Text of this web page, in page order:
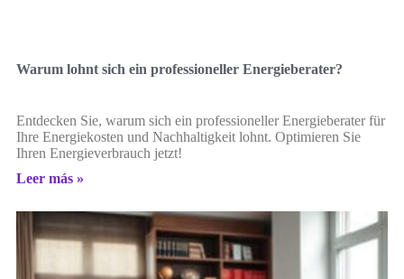
Warum lohnt sich ein professioneller Energieberater?
Entdecken Sie, warum sich ein professioneller Energieberater für
Ihre Energiekosten und Nachhaltigkeit lohnt. Optimieren Sie
Ihren Energieverbrauch jetzt!
Leer más »